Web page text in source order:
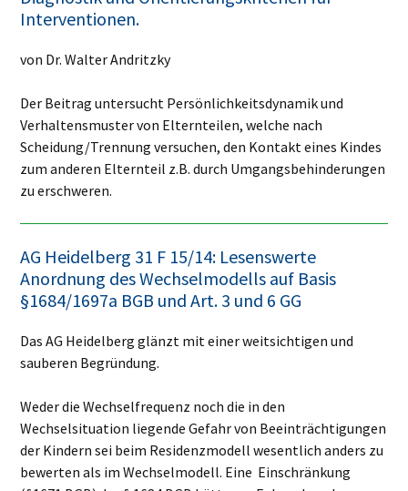
Interventionen.
von Dr. Walter Andritzky
Der Beitrag untersucht Persönlichkeitsdynamik und
Verhaltensmuster von Elternteilen, welche nach
Scheidung/Trennung versuchen, den Kontakt eines Kindes
zum anderen Elternteil z.B. durch Umgangsbehinderungen
zu erschweren.
AG Heidelberg 31 F 15/14: Lesenswerte
Anordnung des Wechselmodells auf Basis
§1684/1697a BGB und Art. 3 und 6 GG
Das AG Heidelberg glänzt mit einer weitsichtigen und
sauberen Begründung.
Weder die Wechselfrequenz noch die in den
Wechselsituation liegende Gefahr von Beeinträchtigungen
der Kindern sei beim Residenzmodell wesentlich anders zu
bewerten als im Wechselmodell. Eine Einschränkung